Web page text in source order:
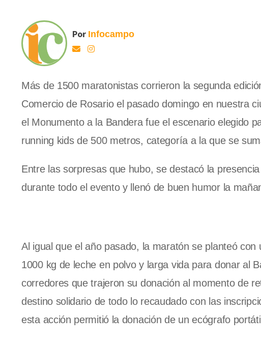
Por Infocampo
Más de 1500 maratonistas corrieron la segunda
Comercio de Rosario el pasado domingo en nuestra
el Monumento a la Bandera fue el escenario elegido
running kids de 500 metros, categoría a la que se
Entre las sorpresas que hubo, se destacó la
durante todo el evento y llenó de buen humor la
Al igual que el año pasado, la maratón se planteó
1000 kg de leche en polvo y larga vida para donar al
corredores que trajeron su donación al momento de
destino solidario de todo lo recaudado con las
esta acción permitió la donación de un ecógrafo